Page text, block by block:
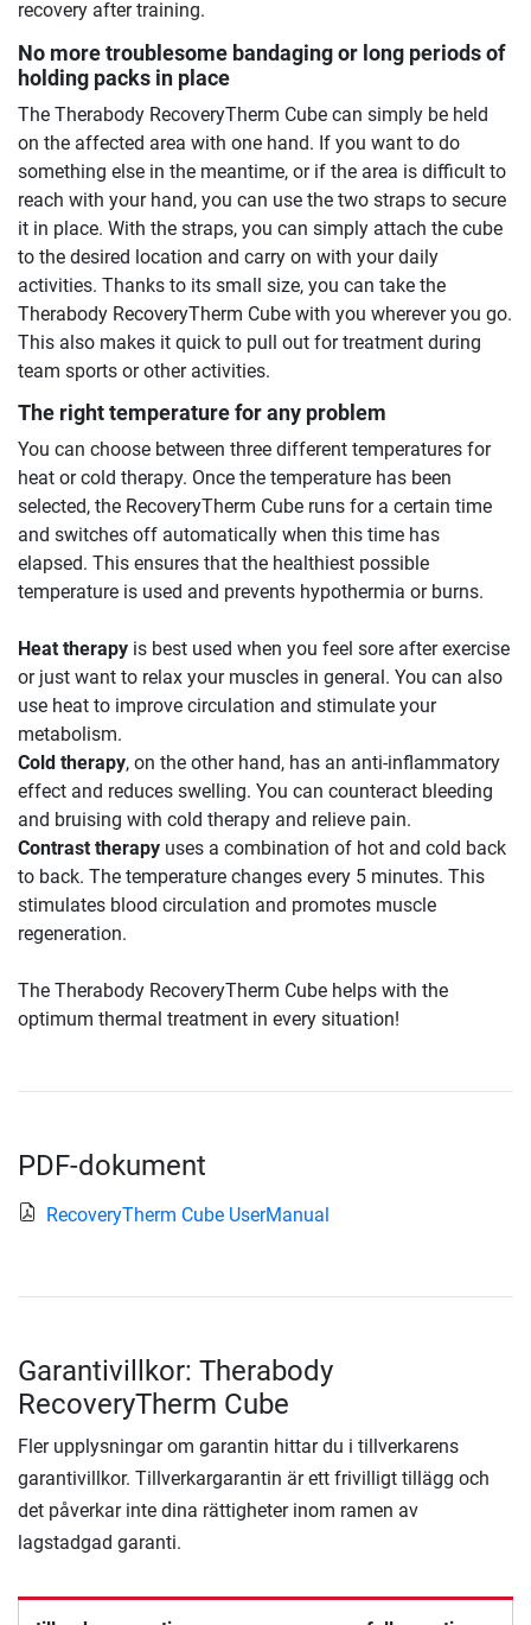
recovery after training.
No more troublesome bandaging or long periods of
holding packs in place
The Therabody RecoveryTherm Cube can simply be held
on the affected area with one hand. If you want to do
something else in the meantime, or if the area is difficult to
reach with your hand, you can use the two straps to secure
it in place. With the straps, you can simply attach the cube
to the desired location and carry on with your daily
activities. Thanks to its small size, you can take the
Therabody RecoveryTherm Cube with you wherever you go.
This also makes it quick to pull out for treatment during
team sports or other activities.
The right temperature for any problem
You can choose between three different temperatures for
heat or cold therapy. Once the temperature has been
selected, the RecoveryTherm Cube runs for a certain time
and switches off automatically when this time has
elapsed. This ensures that the healthiest possible
temperature is used and prevents hypothermia or burns.
Heat therapy is best used when you feel sore after exercise
or just want to relax your muscles in general. You can also
use heat to improve circulation and stimulate your
metabolism.
Cold therapy, on the other hand, has an anti-inflammatory
effect and reduces swelling. You can counteract bleeding
and bruising with cold therapy and relieve pain.
Contrast therapy uses a combination of hot and cold back
to back. The temperature changes every 5 minutes. This
stimulates blood circulation and promotes muscle
regeneration.
The Therabody RecoveryTherm Cube helps with the
optimum thermal treatment in every situation!
PDF-dokument
RecoveryTherm Cube UserManual
Garantivillkor: Therabody
RecoveryTherm Cube
Fler upplysningar om garantin hittar du i tillverkarens
garantivillkor. Tillverkargarantin är ett frivilligt tillägg och
det påverkar inte dina rättigheter inom ramen av
lagstadgad garanti.